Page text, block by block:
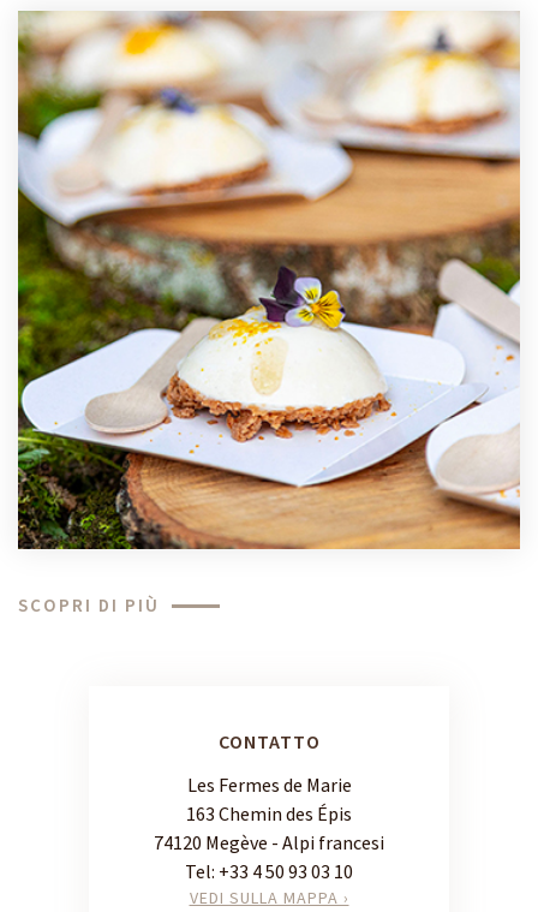
SCOPRI DI PIÙ
CONTATTO
Les Fermes de Marie
163 Chemin des Épis
74120 Megève - Alpi francesi
Tel: +33 4 50 93 03 10
VEDI SULLA MAPPA ›